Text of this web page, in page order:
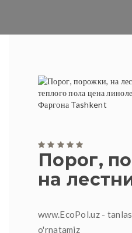
Порог,
на
www.EcoPol.uz -
o'rnatamiz